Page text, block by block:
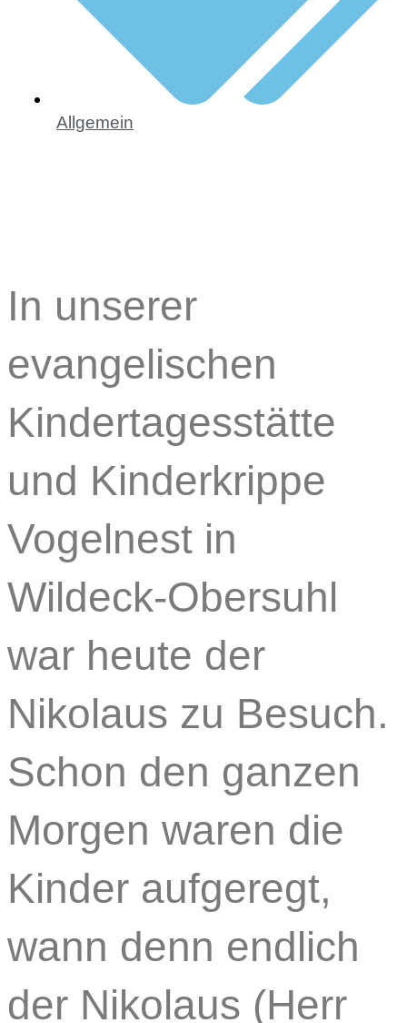
Allgemein
In unserer
evangelischen
Kindertagesstätte
und Kinderkrippe
Vogelnest in
Wildeck-Obersuhl
war heute der
Nikolaus zu Besuch.
Schon den ganzen
Morgen waren die
Kinder aufgeregt,
wann denn endlich
der Nikolaus (Herr